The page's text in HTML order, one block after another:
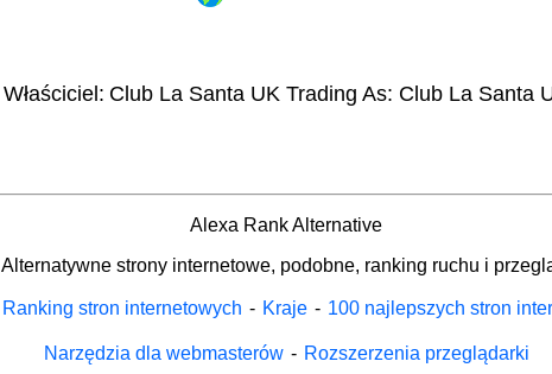
Właściciel: Club La Santa UK Trading As: Club La Santa
Alexa Rank Alternative
Alternatywne strony internetowe, podobne, ranking ruchu i
Ranking stron internetowych - Kraje - 100 najlepszych stron
Narzędzia dla webmasterów - Rozszerzenia przeglądarki